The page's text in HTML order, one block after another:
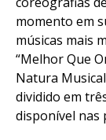
momento em
músicas mais
“Melhor Que
Natura
dividido em
disponível nas